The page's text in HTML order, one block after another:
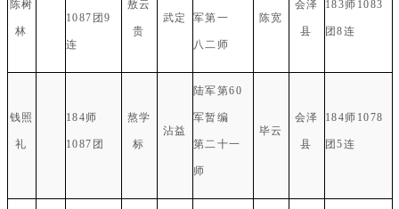
陈树
林
1087团9
连
敖云
贵
武定 军第一
八二师
陈宽
会泽
县
183师1083
团8连
钱照
礼
184师
1087团
熬学
标
沾益
陆军第60
军暂编
第二十一
师
毕云
会泽
县
184师1078
团5连